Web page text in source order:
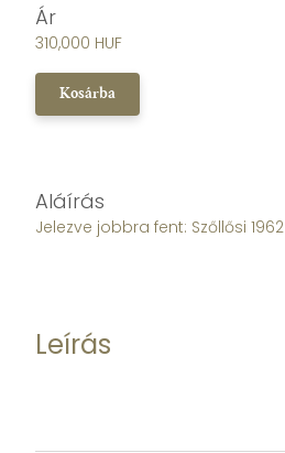
Ár
310,000 HUF
Kosárba
Aláírás
Jelezve jobbra fent: Szőllősi 1962
Leírás